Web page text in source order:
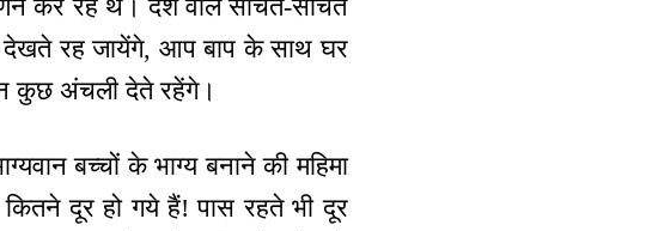
कर रहे थे। देश वाले सोचते-सोचते
देखते रह जायेंगे, आप बाप के साथ घर
कुछ अंचली देते रहेंगे।
बच्चों के भाग्य बनाने की महिमा
दूर हो गये हैं! पास रहते भी दूर